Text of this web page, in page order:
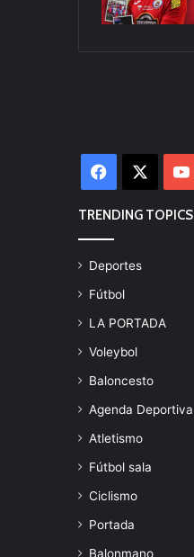
Facebook
TRENDING TOPICS
Deportes
Fútbol
LA PORTADA
Voleybol
Baloncesto
Agenda Deportiva
Atletismo
Fútbol sala
Ciclismo
Portada
Balonmano